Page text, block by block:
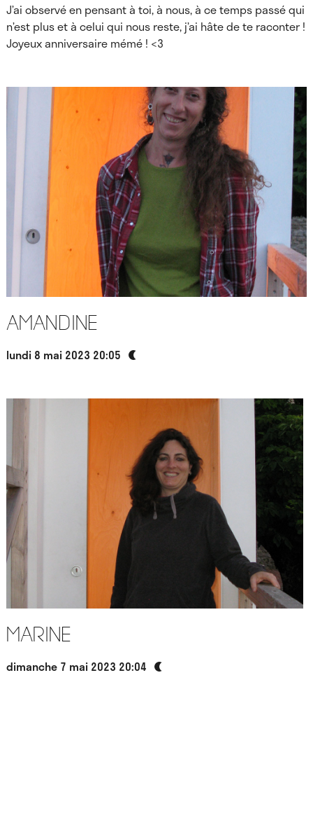
J’ai observé en pensant à toi, à nous, à ce temps passé qui
n’est plus et à celui qui nous reste, j’ai hâte de te raconter !
Joyeux anniversaire mémé ! <3
Amandine
lundi 8 mai 2023 20:05
Marine
dimanche 7 mai 2023 20:04